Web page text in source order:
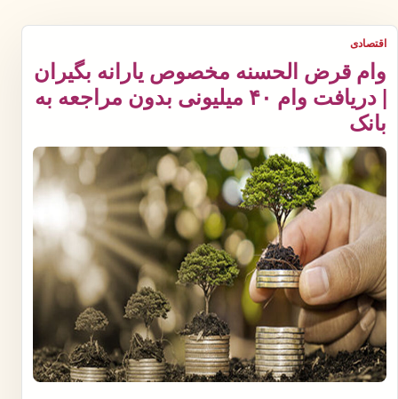
اقتصادی
وام قرض الحسنه مخصوص یارانه بگیران
| دریافت وام ۴۰ میلیونی بدون مراجعه به
بانک